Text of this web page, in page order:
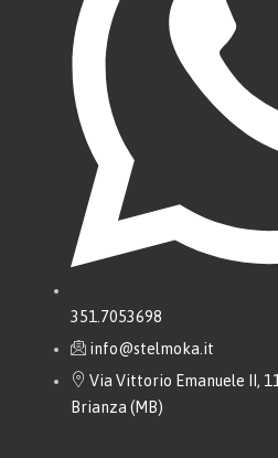
351.7053698
info@stelmoka.it
Via Vittorio Emanuele II,
Brianza (MB)